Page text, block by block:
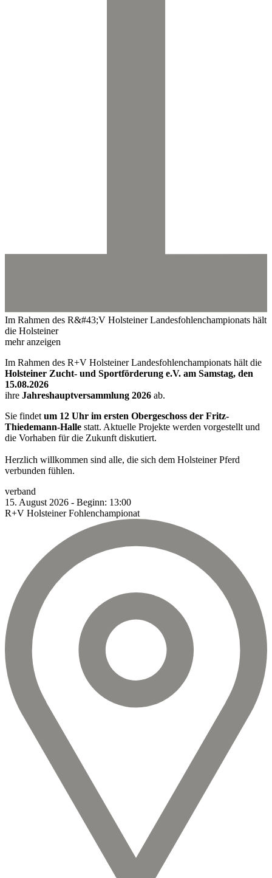
Im Rahmen des R&#43;V Holsteiner Landesfohlenchampionats hält
die Holsteiner
mehr anzeigen
Im Rahmen des R+V Holsteiner Landesfohlenchampionats hält die
Holsteiner Zucht- und Sportförderung e.V. am Samstag, den
15.08.2026
ihre Jahreshauptversammlung 2026 ab.
Sie findet um 12 Uhr im ersten Obergeschoss der Fritz-
Thiedemann-Halle statt. Aktuelle Projekte werden vorgestellt und
die Vorhaben für die Zukunft diskutiert.
Herzlich willkommen sind alle, die sich dem Holsteiner Pferd
verbunden fühlen.
verband
15. August 2026 - Beginn: 13:00
R+V Holsteiner Fohlenchampionat